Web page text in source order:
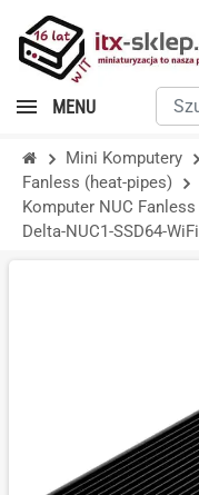
w
MENU
Mini Komputery
Fanless (heat-pipes)
Komputer NUC Fanless
Delta-NUC1-SSD64-WiFi